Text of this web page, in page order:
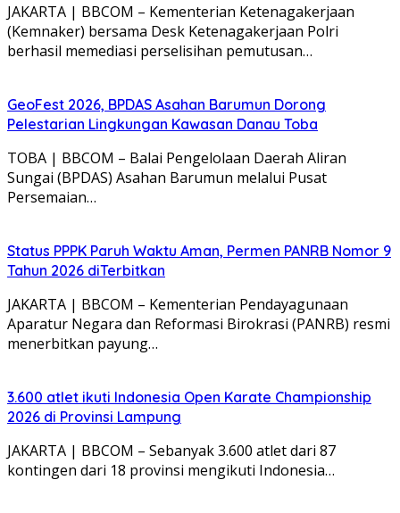
JAKARTA | BBCOM – Kementerian Ketenagakerjaan
(Kemnaker) bersama Desk Ketenagakerjaan Polri
berhasil memediasi perselisihan pemutusan…
GeoFest 2026, BPDAS Asahan Barumun Dorong
Pelestarian Lingkungan Kawasan Danau Toba
TOBA | BBCOM – Balai Pengelolaan Daerah Aliran
Sungai (BPDAS) Asahan Barumun melalui Pusat
Persemaian…
Status PPPK Paruh Waktu Aman, Permen PANRB Nomor 9
Tahun 2026 diTerbitkan
JAKARTA | BBCOM – Kementerian Pendayagunaan
Aparatur Negara dan Reformasi Birokrasi (PANRB) resmi
menerbitkan payung…
3.600 atlet ikuti Indonesia Open Karate Championship
2026 di Provinsi Lampung
JAKARTA | BBCOM – Sebanyak 3.600 atlet dari 87
kontingen dari 18 provinsi mengikuti Indonesia…